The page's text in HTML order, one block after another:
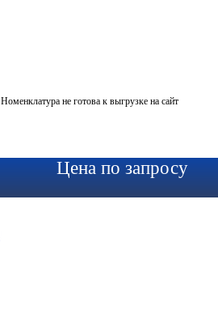
Номенклатура не готова к выгрузке на сайт
Цена по запросу